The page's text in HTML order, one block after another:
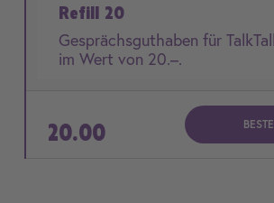
Refill 20
Gesprächsguthaben für
im Wert von 20.–.
20.00